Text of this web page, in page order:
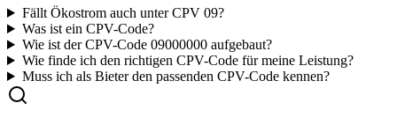
Fällt Ökostrom auch unter CPV 09?
Was ist ein CPV-Code?
Wie ist der CPV-Code 09000000aufgebaut?
Wie finde ich den richtigen CPV-Code für meine Leistung?
Muss ich als Bieter den passenden CPV-Code kennen?